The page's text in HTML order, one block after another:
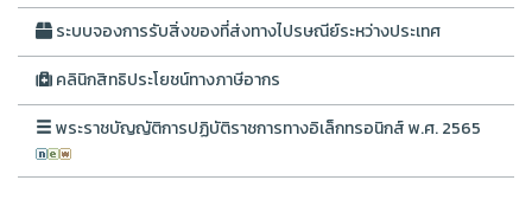
ระบบจองการรับสิ่งของที่ส่งทางไปรษณีย์ระหว่างประเทศ
คลินิกสิทธิประโยชน์ทางภาษีอากร
พระราชบัญญัติการปฏิบัติราชการทางอิเล็กทรอนิกส์ พ.ศ. 2565